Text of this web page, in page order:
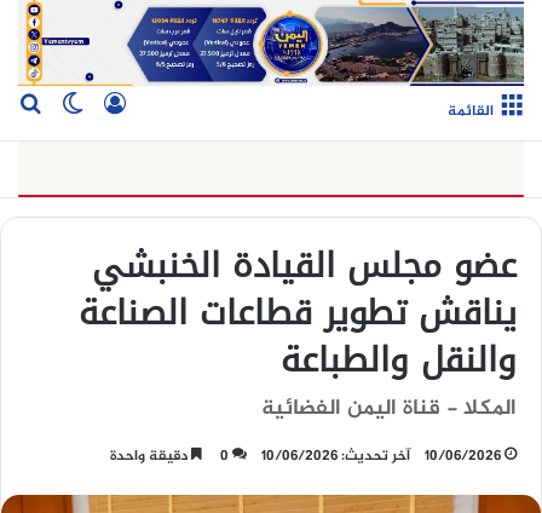
تسجيل القائمة
عضو مجلس القيادة الخنبشي
يناقش تطوير قطاعات الصناعة
والنقل والطباعة
المكلا - قناة اليمن الفضائية
10/06/2026 آخر تحديث: 10/06/2026 0 دقيقة واحدة